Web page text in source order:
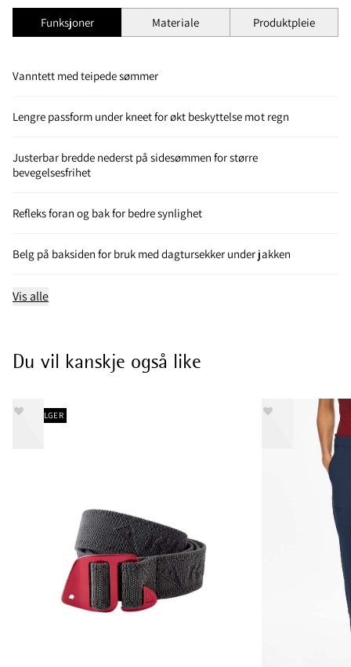
Funksjoner Materiale Produktpleie
Vanntett med teipede sømmer
Lengre passform under kneet for økt beskyttelse mot regn
Justerbar bredde nederst på sidesømmen for større
bevegelsesfrihet
Refleks foran og bak for bedre synlighet
Belg på baksiden for bruk med dagtursekker under jakken
Vis alle
Du vil kanskje også like
BESTSELGER